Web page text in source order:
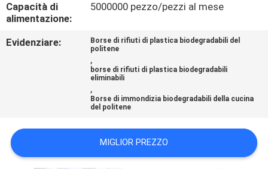
NOTIZIA
MAPPA
DEL
Capacità di
alimentazione:
5000000 pezzo/pezzi al mese
Evidenziare:
Borse di rifiuti di plastica biodegradabili del
politene
,
borse di rifiuti di plastica biodegradabili
eliminabili
,
Borse di immondizia biodegradabili della cucina
del politene
MIGLIOR PREZZO